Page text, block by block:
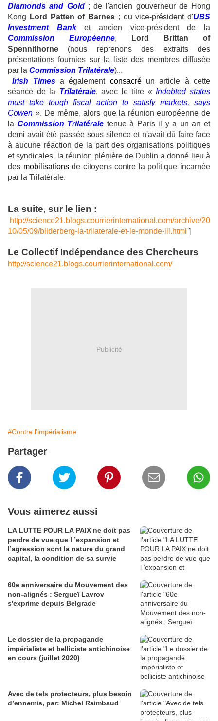
Diamonds and Gold; de l'ancien gouverneur de Hong
Kong
Lord Patten of Barnes ; du vice-président d'UBS
Investment Banket ancien vice-président de la
Commission Européenne,
Lord Brittan of
Spennithorne (nous reprenons des extraits des
présentations fournies sur la liste des membres diffusée
par la Commission Trilatérale)...
Irish Timesa également consacré
un article à cette
séance de la Trilatérale, avec le titre «Indebted states
must take tough fiscal action to satisfy markets, says
Cowen ». De même, alors que la réunion européenne de
la Commission Trilatérale tenue à Paris il y a un an et
demi avait été passée sous silence et n'avait dû faire face
à aucune réaction de la part des organisations politiques
et syndicales, la réunion plénière de Dublin a donné lieu à
des mobilisations de citoyens contre la politique incarnée
par la Trilatérale.
La suite, sur le lien :
http://science21.blogs.courrierinternational.com/archive/20
10/05/09/bilderberg-la-trilaterale-et-le-monde-iii.html ]
Le Collectif Indépendance des Chercheurs
http://science21.blogs.courrierinternational .com/
Publicité
#Contre l'impérialisme
Partager
Vous aimerez aussi
LA LUTTE POUR LA PAIX ne doit pas
perdre de vue que l ’expansion et
l’agression sont la nature du grand
capital, la condition de sa survie
60e anniversaire du Mouvement des
non-alignés : Sergueï Lavrov
s'exprime depuis Belgrade
Le dossier de la propagande
impérialiste et belliciste antichinoise
en cours (juillet 2020)
Avec de tels protecteurs, plus besoin
d’ennemis, par: Michel Raimbaud